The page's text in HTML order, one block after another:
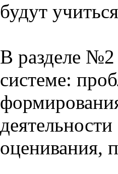
будут
В разделе №2
системе:
оценивания,